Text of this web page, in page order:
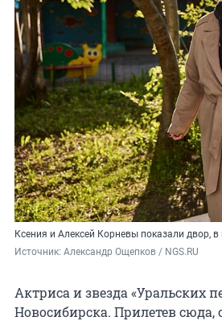
Ксения и Алексей Корневы показали двор,
Источник: Александр Ощепков / NGS.RU
Актриса и звезда «Уральских
Новосибирска. Прилетев